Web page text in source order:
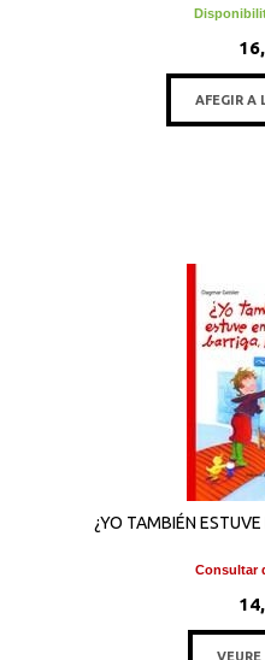
AFEGIR A
¿YO TAMBIÉN
Consultar
VEURE